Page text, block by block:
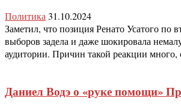
Политика 31.10.2024
Заметил, что позиция Ренато Усатого по
выборов задела и даже шокировала
аудитории. Причин такой реакции много,
Даниел Водэ о «руке помощи»